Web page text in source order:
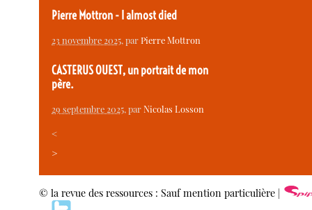
Pierre Mottron - I almost died
23 novembre 2025, parPierre Mottron
CASTERUS OUEST, un portrait de mon
père.
29 septembre 2025, parNicolas Losson
<
>
© la revue des ressources : Sauf mention particulière |